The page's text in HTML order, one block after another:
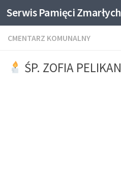
Skip to content
Serwis Pamięci Zmarłych
CMENTARZ KOMUNALNY
ŚP. ZOFIA PELIKAN